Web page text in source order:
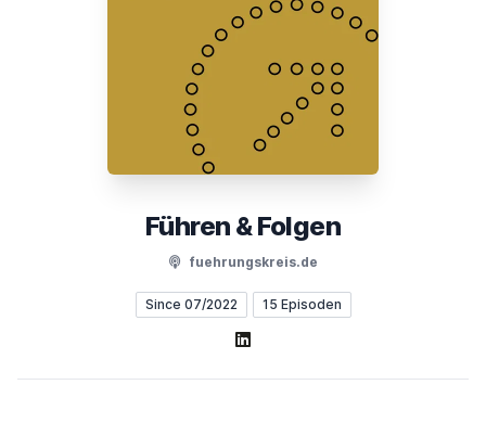
Führen & Folgen
fuehrungskreis.de
Since 07/2022 15 Episoden
LinkedIn